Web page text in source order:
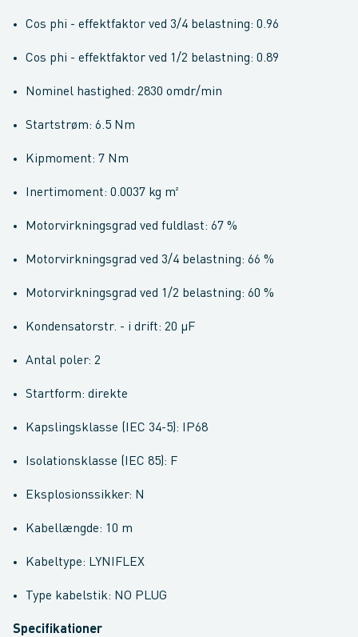
Cos phi - effektfaktor ved 3/4 belastning: 0.96
Cos phi - effektfaktor ved 1/2 belastning: 0.89
Nominel hastighed: 2830 omdr/min
Startstrøm: 6.5 Nm
Kipmoment: 7 Nm
Inertimoment: 0.0037 kg m²
Motorvirkningsgrad ved fuldlast: 67 %
Motorvirkningsgrad ved 3/4 belastning: 66 %
Motorvirkningsgrad ved 1/2 belastning: 60 %
Kondensatorstr. - i drift: 20 µF
Antal poler: 2
Startform: direkte
Kapslingsklasse (IEC 34-5): IP68
Isolationsklasse (IEC 85): F
Eksplosionssikker: N
Kabellængde: 10 m
Kabeltype: LYNIFLEX
Type kabelstik: NO PLUG
Specifikationer